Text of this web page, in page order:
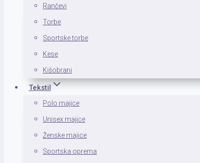
Rančevi
Torbe
Sportske torbe
Kese
Kišobrani
Tekstil
Polo majice
Unisex majice
Ženske majice
Sportska oprema